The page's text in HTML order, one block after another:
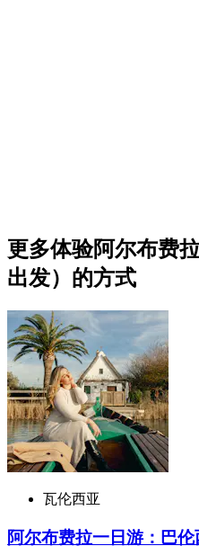
更多体验阿尔布费
出发）的方式
瓦伦西亚
阿尔布费拉一日游：巴